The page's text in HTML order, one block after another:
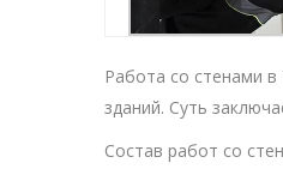
Работа со стенами
зданий. Суть
Состав работ со